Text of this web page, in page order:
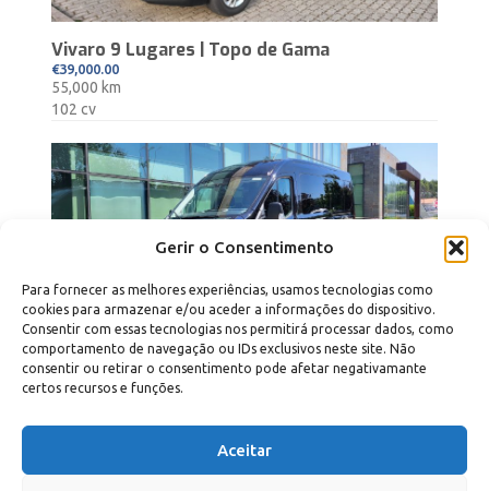
Gerir o Consentimento
Para fornecer as melhores experiências, usamos tecnologias como
cookies para armazenar e/ou aceder a informações do dispositivo.
Consentir com essas tecnologias nos permitirá processar dados, como
comportamento de navegação ou IDs exclusivos neste site. Não
consentir ou retirar o consentimento pode afetar negativamante
certos recursos e funções.
Aceitar
Vivaro 9 Lugares | Topo de Gama
€39,000.00
55,000 km
102 cv
9 Lugares + carga
€45,950.00
29,500 km